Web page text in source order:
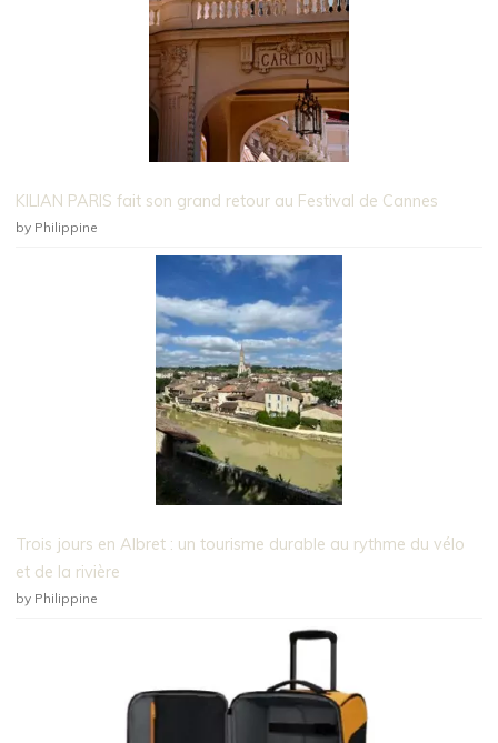
KILIAN PARIS fait son grand retour au Festival de Cannes
by Philippine
Trois jours en Albret : un tourisme durable au rythme du vélo
et de la rivière
by Philippine